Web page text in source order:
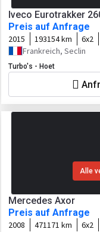
Iveco Eurotrakker
Preis auf Anfrage
2015 193154 km 6x2
Frankreich, Seclin
Turbo's - Hoet
Alle
Mercedes Axor
Preis auf Anfrage
2008 471171 km 6x2